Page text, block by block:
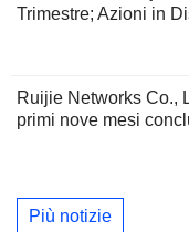
Trimestre; Azioni in
Ruijie Networks Co.,
primi nove mesi
Più notizie